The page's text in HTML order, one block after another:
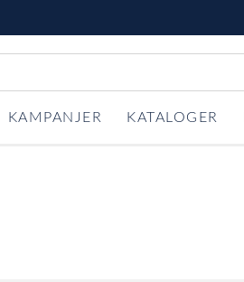
KAMPANJER KATALOGER